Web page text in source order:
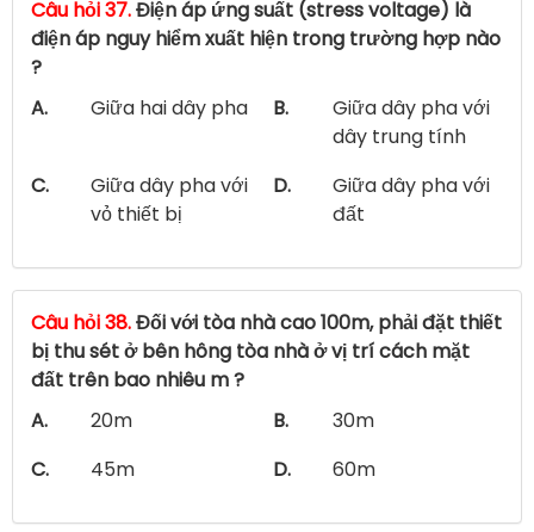
Câu hỏi 37.Điện áp ứng suất (stress voltage) là
điện áp nguy hiểm xuất hiện trong trường hợp nào
?
A.
Giữa hai dây pha B.
Giữa dây pha với
dây trung tính
C.
Giữa dây pha với
vỏ thiết bị
D.
Giữa dây pha với
đất
Câu hỏi 38.Đối với tòa nhà cao 100m, phải đặt thiết
bị thu sét ở bên hông tòa nhà ở vị trí cách mặt
đất trên bao nhiêu m ?
A.
20m B.
30m
C.
45m D. 60m